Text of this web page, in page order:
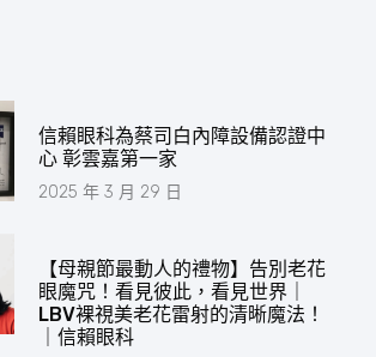
信賴眼科為蔡司白內障設備認證中
心 彰雲嘉第一家
2025 年 3 月 29 日
【母親節最動人的禮物】告別老花
眼魔咒！看見彼此，看見世界｜
LBV裸視美老花雷射的清晰魔法！
｜信賴眼科